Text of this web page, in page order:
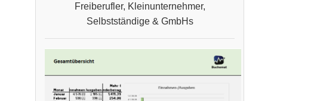
Freiberufler, Kleinunternehmer,
Selbstständige & GmbHs